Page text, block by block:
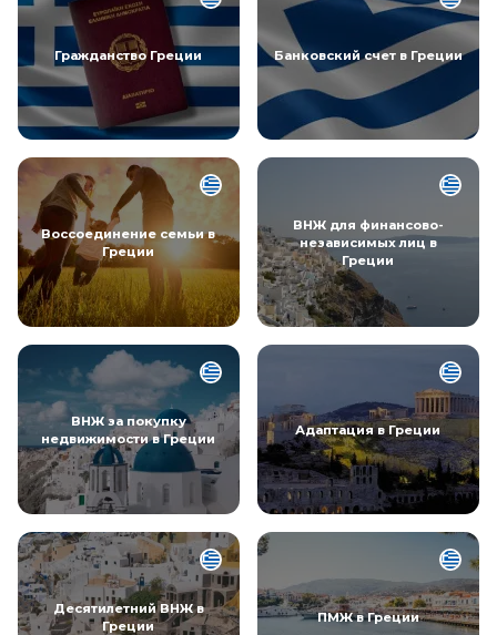
Гражданство Греции Банковский счет в Греции
Воссоединение семьи в
Греции
ВНЖ для финансово-
независимых лиц в
Греции
ВНЖ за покупку
недвижимости в Греции
Адаптация в Греции
Десятилетний ВНЖ в
Греции
ПМЖ в Греции